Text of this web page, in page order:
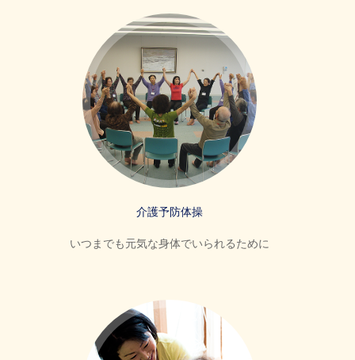
介護予防体操
いつまでも元気な身体でいられるために